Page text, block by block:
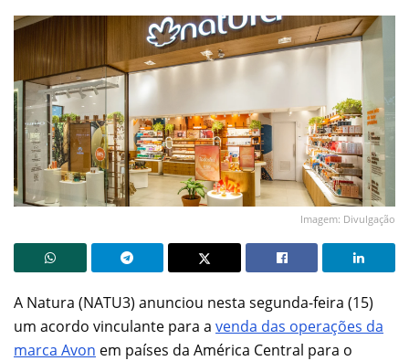
Imagem: Divulgação
A Natura (NATU3) anunciou nesta segunda-feira (15)
um acordo vinculante para a venda das operações da
marca Avon em países da América Central para o